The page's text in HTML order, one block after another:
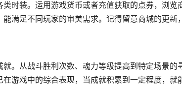
时装。运用游戏货币或者充值获取的点券，浏览
满足不同玩家的审美需求。记得留意商城的更新
。从战斗胜利次数、魂力等级提高到特定场景
游戏中的综合表现，当成就积累到一定程度，就